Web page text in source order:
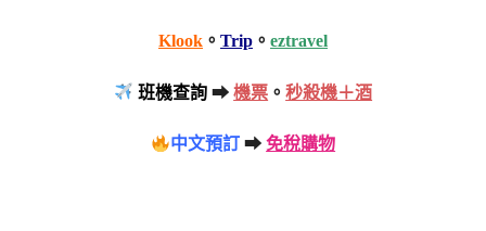
Klook 。 Trip 。 eztravel
班機查詢 ➡機票 。秒殺機＋酒
中文預訂 ➡免稅購物